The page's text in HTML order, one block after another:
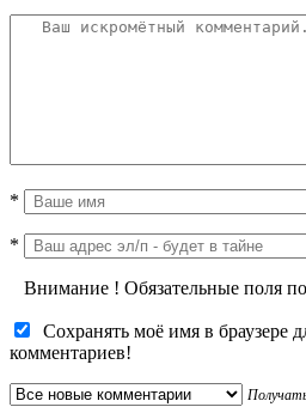
*
*
Внимание ! Обязательные поля
Сохранять моё имя в браузере
комментариев!